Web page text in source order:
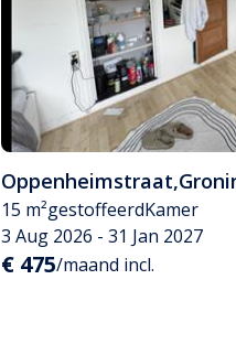
Oppenheimstraat,
15 m²gestoffeerdKamer
3 Aug 2026 - 31 Jan 2027
€ 475/maand incl.